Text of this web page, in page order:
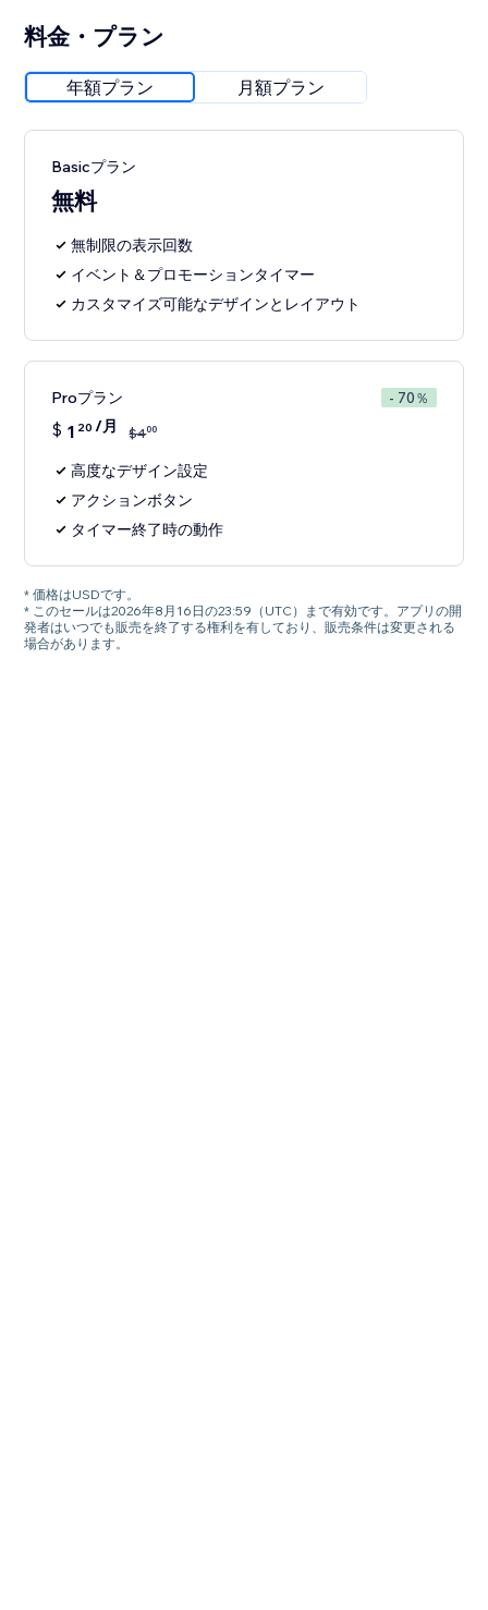
料金・プラン
年額プラン 月額プラン
Basicプラン
無料
無制限の表示回数
イベント＆プロモーションタイマー
カスタマイズ可能なデザインとレイアウト
Proプラン - 70％
$ 1 20 /月 $400
高度なデザイン設定
アクションボタン
タイマー終了時の動作
* 価格はUSDです。
* このセールは2026年8月16日の23:59（UTC）まで有効です。アプリの開
発者はいつでも販売を終了する権利を有しており、販売条件は変更される
場合があります。